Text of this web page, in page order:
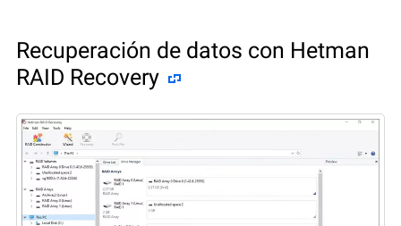
Recuperación de datos con Hetman
RAID Recovery